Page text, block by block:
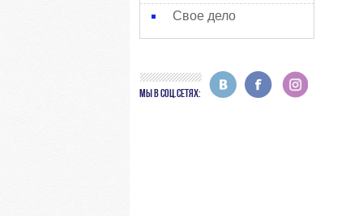
Свое дело
МЫ В СОЦ.СЕТЯХ: